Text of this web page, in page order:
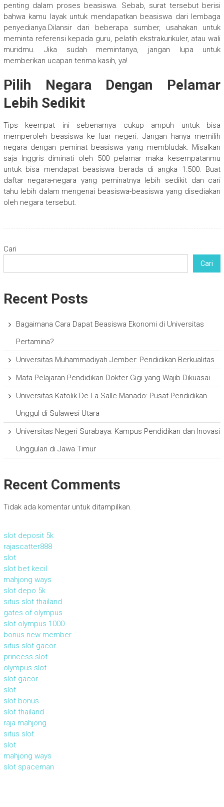
penting dalam proses beasiswa. Sebab, surat tersebut berisi
bahwa kamu layak untuk mendapatkan beasiswa dari lembaga
penyedianya.Dilansir dari beberapa sumber, usahakan untuk
meminta referensi kepada guru, pelatih ekstrakurikuler, atau wali
muridmu. Jika sudah memintanya, jangan lupa untuk
memberikan ucapan terima kasih, ya!
Pilih Negara Dengan Pelamar
Lebih Sedikit
Tips keempat ini sebenarnya cukup ampuh untuk bisa
memperoleh beasiswa ke luar negeri. Jangan hanya memilih
negara dengan peminat beasiswa yang membludak. Misalkan
saja Inggris diminati oleh 500 pelamar maka kesempatanmu
untuk bisa mendapat beasiswa berada di angka 1:500. Buat
daftar negara-negara yang peminatnya lebih sedikit dan cari
tahu lebih dalam mengenai beasiswa-beasiswa yang disediakan
oleh negara tersebut.
Cari
Cari
Recent Posts
Bagaimana Cara Dapat Beasiswa Ekonomi di Universitas
Pertamina?
Universitas Muhammadiyah Jember: Pendidikan Berkualitas
Mata Pelajaran Pendidikan Dokter Gigi yang Wajib Dikuasai
Universitas Katolik De La Salle Manado: Pusat Pendidikan
Unggul di Sulawesi Utara
Universitas Negeri Surabaya: Kampus Pendidikan dan Inovasi
Unggulan di Jawa Timur
Recent Comments
Tidak ada komentar untuk ditampilkan.
slot deposit 5k
rajascatter888
slot
slot bet kecil
mahjong ways
slot depo 5k
situs slot thailand
gates of olympus
slot olympus 1000
bonus new member
situs slot gacor
princess slot
olympus slot
slot gacor
slot
slot bonus
slot thailand
raja mahjong
situs slot
slot
mahjong ways
slot spaceman